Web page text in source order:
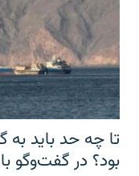
تا چه حد باید
بود؟ در گفت‌وگو